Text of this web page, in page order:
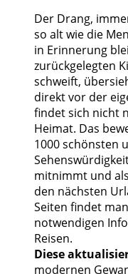
Der Drang,
so alt wie die
in Erinnerung
zurückgelegten
schweift,
direkt vor der
findet sich nicht
Heimat. Das
1000 schönsten
mitnimmt und
den nächsten
Seiten findet
notwendigen
Reisen.
Diese
modernen